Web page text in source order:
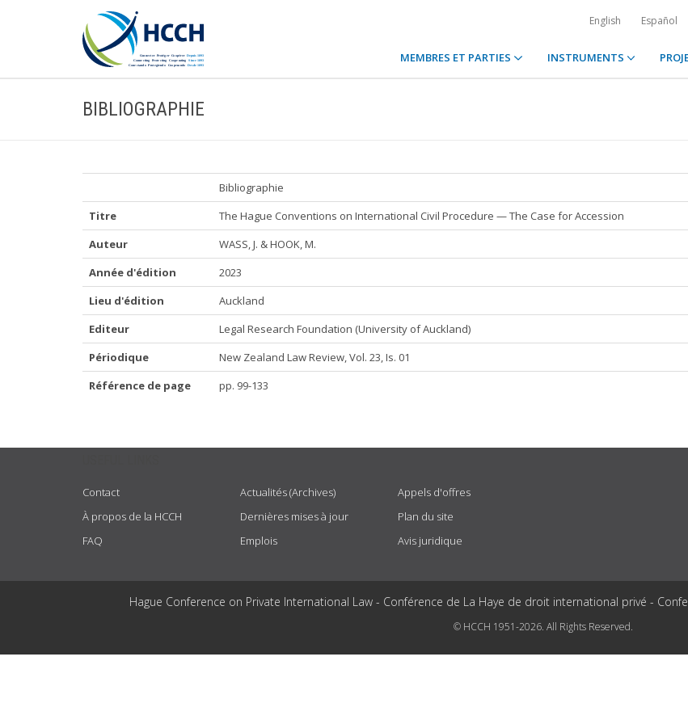
English Español
MEMBRES ET PARTIES INSTRUMENTS
BIBLIOGRAPHIE
Bibliographie
Titre
The Hague Conventions on International Civil Procedure — The Case for Accession
Auteur
WASS, J. & HOOK, M.
Année d'édition
2023
Lieu d'édition
Auckland
Editeur
Legal Research Foundation (University of Auckland)
Périodique
New Zealand Law Review, Vol. 23, Is. 01
Référence de page
pp. 99-133
Contact
À propos de la HCCH
FAQ
Actualités (Archives)
Dernières mises à jour
Emplois
Appels d'offres
Plan du site
Avis juridique
Hague Conference on Private International Law - Conférence de La Haye de droit international privé -
© HCCH 1951-2026. All Rights Reserved.